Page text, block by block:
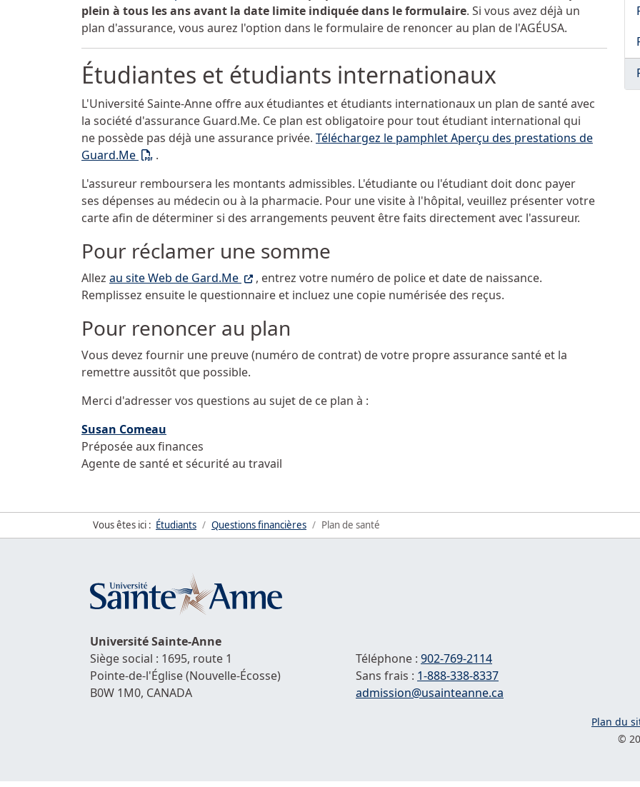
plein à tous les ans avant la date limite indiquée dans le formulaire. Si vous avez déjà un
plan d'assurance, vous aurez l'option dans le formulaire de renoncer au plan de l'AGÉUSA.
Étudiantes et étudiants internationaux
L'UniversitéSainte-Anne offre aux étudiantes et étudiants internationaux un plan de santé avec
la société d'assurance Guard.Me. Ce plan est obligatoire pour tout étudiant international qui
ne possède pas déjà une assurance privée. Téléchargez le pamphlet Aperçu des prestations de
Guard.Me (PDF).
L'assureur remboursera les montants admissibles. L'étudiante ou l'étudiant doit donc payer
ses dépenses au médecin ou à la pharmacie. Pour une visite à l'hôpital, veuillez présenter votre
carte afin de déterminer si des arrangements peuvent être faits directement avec l'assureur.
Pour réclamer une somme
Allez au site Web de Gard.Me (Ce lien ouvre dans un nouvel onglet)
, entrez votre numéro de police et date de naissance.
Remplissez ensuite le questionnaire et incluez une copie numérisée des reçus.
Pour renoncer au plan
Vous devez fournir une preuve (numéro de contrat) de votre propre assurance santé et la
remettre aussitôt que possible.
Merci d'adresser vos questions au sujet de ce plan à :
Susan Comeau
Préposée aux finances
Agente de santé et sécurité au travail
Vous êtes ici : Étudiants Questions financières Plan de santé
UniversitéSainte-Anne
Siège social : 1695, route 1
Pointe-de-l'Église(Nouvelle-Écosse)
B0W 1M0, CANADA
Téléphone : 902-769-2114
Sans frais : 1-888-338-8337
Courriel :
admission@usainteanne.ca
Plan du
©